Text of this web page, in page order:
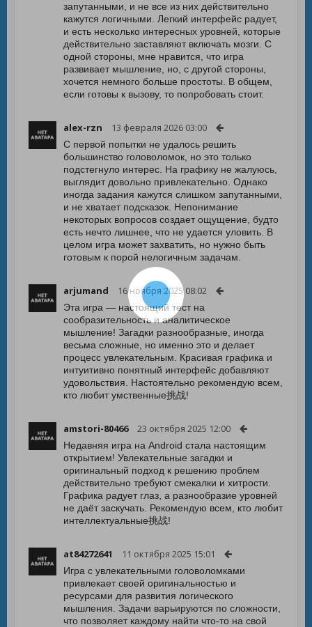
запутанными, и не все из них действительно
кажутся логичными. Легкий интерфейс радует,
и есть несколько интересных уровней, которые
действительно заставляют включать мозги. С
одной стороны, мне нравится, что игра
развивает мышление, но, с другой стороны,
хочется немного больше простоты. В общем,
если готовы к вызову, то попробовать стоит.
alex-rzn 13 февраля 2026 03:00
С первой попытки не удалось решить
большинство головоломок, но это только
подстегнуло интерес. На графику не жалуюсь,
выглядит довольно привлекательно. Однако
иногда задания кажутся слишком запутанными,
и не хватает подсказок. Непонимание
некоторых вопросов создает ощущение, будто
есть нечто лишнее, что не удается уловить. В
целом игра может захватить, но нужно быть
готовым к порой нелогичным задачам.
arjumand 16 ноября 2025 08:02
Эта игра — настоящий тест на
сообразительность и аналитическое
мышление! Загадки разнообразные, иногда
весьма сложные, но именно это и делает
процесс увлекательным. Красивая графика и
интуитивно понятный интерфейс добавляют
удовольствия. Настоятельно рекомендую всем,
кто любит умственные挑战!
amstori-80466 23 октября 2025 12:00
Недавняя игра на Android стала настоящим
открытием! Увлекательные загадки и
оригинальный подход к решению проблем
действительно требуют смекалки и хитрости.
Графика радует глаз, а разнообразие уровней
не даёт заскучать. Рекомендую всем, кто любит
интеллектуальные挑战!
at84272641 11 октября 2025 15:01
Игра с увлекательными головоломками
привлекает своей оригинальностью и
ресурсами для развития логического
мышления. Задачи варьируются по сложности,
что позволяет каждому найти что-то на свой